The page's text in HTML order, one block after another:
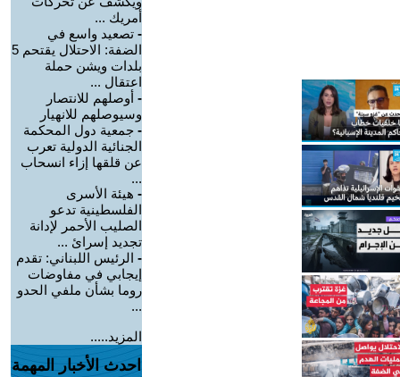
أمريك ...
- تصعيد واسع في
الضفة: الاحتلال يقتحم 5
بلدات ويشن حملة
اعتقال ...
- أوصلهم للانتصار
وسيوصلهم للانهيار
- جمعية دول المحكمة
الجنائية الدولية تعرب
عن قلقها إزاء انسحاب
...
- هيئة الأسرى
الفلسطينية تدعو
الصليب الأحمر لإدانة
تجديد إسرائ ...
- الرئيس اللبناني: تقدم
إيجابي في مفاوضات
روما بشأن ملفي الحدو
...
المزيد.....
احدث الأخبار المهمة